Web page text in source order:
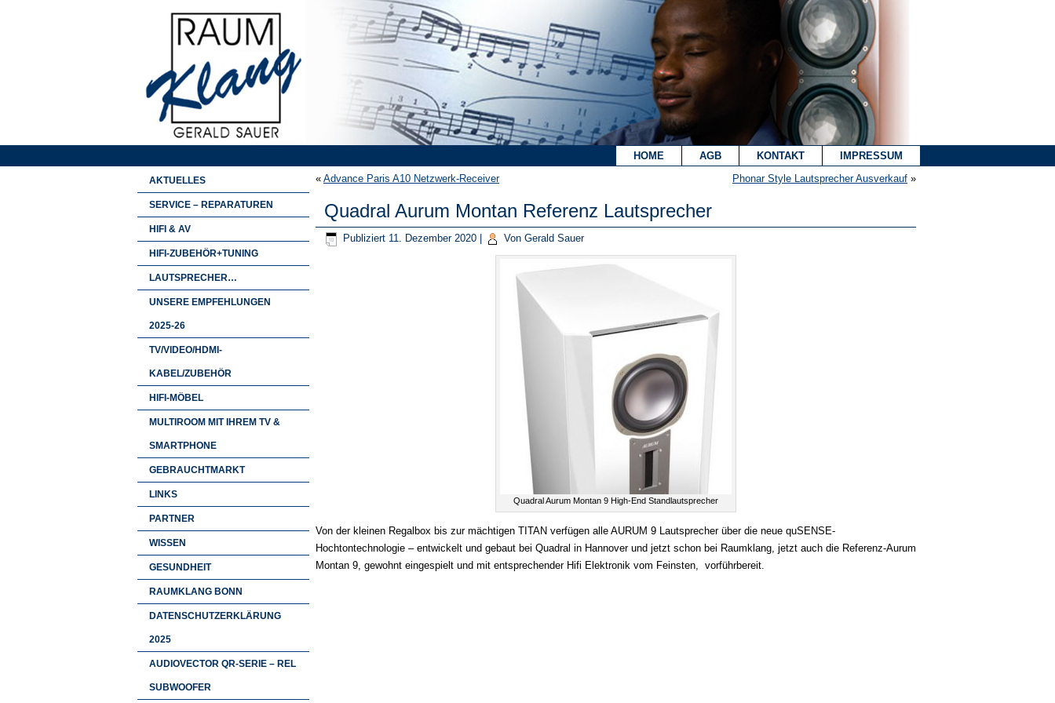
HOME AGB KONTAKT IMPRESSUM
`
AKTUELLES
SERVICE – REPARATUREN
HIFI & AV
HIFI-ZUBEHÖR+TUNING
LAUTSPRECHER…
UNSERE EMPFEHLUNGEN
2025-26
TV/VIDEO/HDMI-
KABEL/ZUBEHÖR
HIFI-MÖBEL
MULTIROOM MIT IHREM TV &
SMARTPHONE
GEBRAUCHTMARKT
LINKS
PARTNER
WISSEN
GESUNDHEIT
RAUMKLANG BONN
DATENSCHUTZERKLÄRUNG
2025
AUDIOVECTOR QR-SERIE – REL
SUBWOOFER
« Advance Paris A10 Netzwerk-Receiver Phonar Style Lautsprecher Ausverkauf »
Quadral Aurum Montan Referenz Lautsprecher
Publiziert 11. Dezember 2020 Von Gerald Sauer
Quadral Aurum Montan 9 High-End Standlautsprecher
Von der kleinen Regalbox bis zur mächtigen TITAN verfügen alle AURUM 9 Lautsprecher über die neue quSENSE-
Hochtontechnologie – entwickelt und gebaut bei Quadral in Hannover und jetzt schon bei Raumklang, jetzt auch die Referenz-Aurum
Montan 9, gewohnt eingespielt und mit entsprechender Hifi Elektronik vom Feinsten, vorführbereit.